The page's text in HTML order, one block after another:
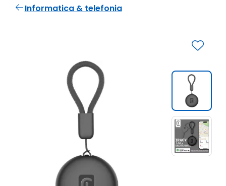
Informatica & telefonia